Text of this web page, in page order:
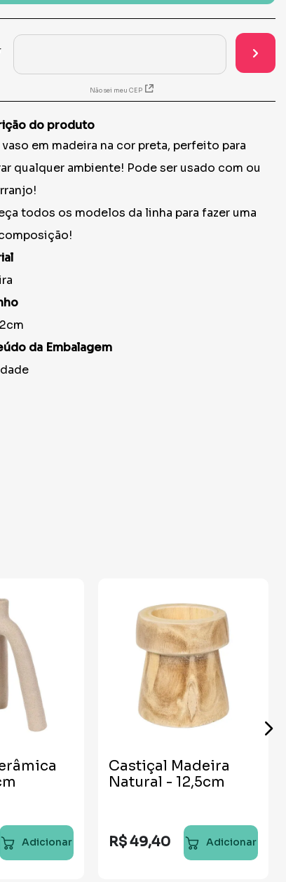
Não sei meu CEP
do produto
em madeira na cor preta, perfeito para
qualquer ambiente! Pode ser usado com ou
todos os modelos da linha para fazer uma
da Embalagem
Adicionar
Castiçal Madeira
Natural - 12,5cm
R$49,40 Adicionar